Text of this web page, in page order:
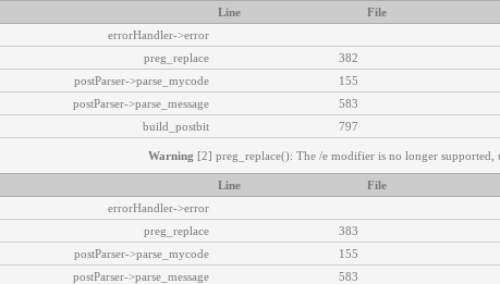
File
Line
errorHandler->error
382
preg_replace
155
postParser->parse_mycode
583
postParser->parse_message
797
build_postbit
Warning [2] preg_replace(): The /e modifier is no longer supported,
File
Line
errorHandler->error
383
preg_replace
155
postParser->parse_mycode
583
postParser->parse_message